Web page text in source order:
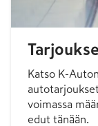
Katso K-
voimassa
edut tänään.